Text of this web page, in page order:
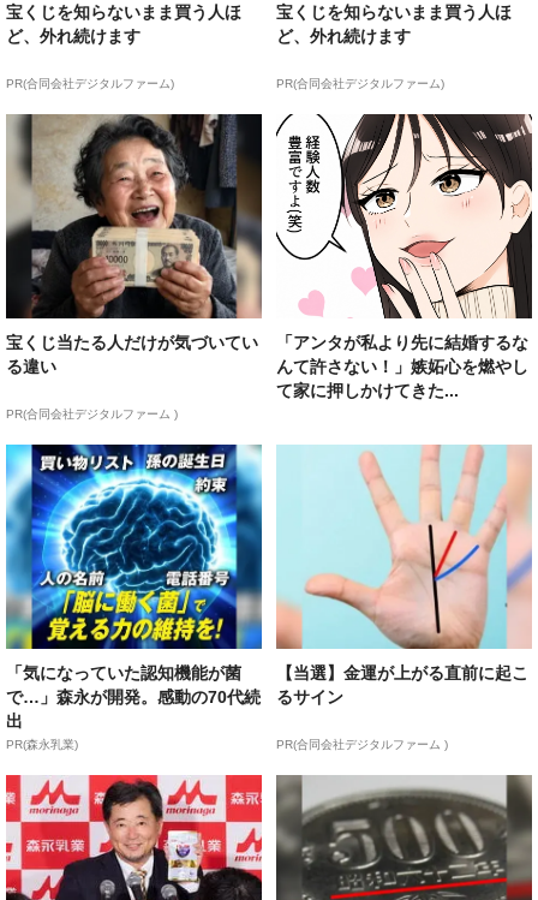
宝くじを知らないまま買う人ほ
ど、外れ続けます
PR(合同会社デジタルファーム)
宝くじを知らないまま買う人ほ
ど、外れ続けます
PR(合同会社デジタルファーム)
宝くじ当たる人だけが気づいてい
る違い
PR(合同会社デジタルファーム )
「アンタが私より先に結婚するな
んて許さない！」嫉妬心を燃やし
て家に押しかけてきた...
「気になっていた認知機能が菌
で…」森永が開発。感動の70代続
出
PR(森永乳業)
【当選】金運が上がる直前に起こ
るサイン
PR(合同会社デジタルファーム )